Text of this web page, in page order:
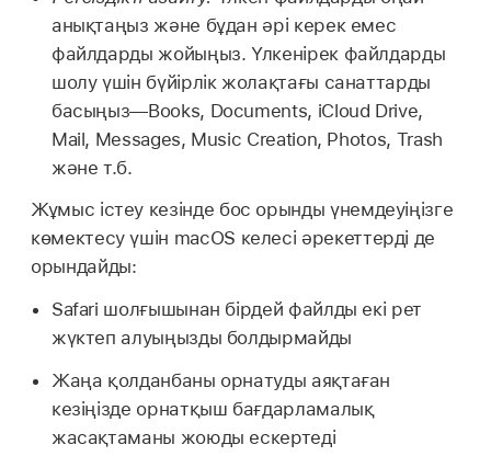
анықтаңыз және бұдан әрі керек емес
файлдарды жойыңыз. Үлкенірек файлдарды
шолу үшін бүйірлік жолақтағы санаттарды
басыңыз—Books, Documents, iCloud Drive,
Mail, Messages, Music Creation, Photos, Trash
және т.б.
Жұмыс істеу кезінде бос орынды үнемдеуіңізге
көмектесу үшін macOS келесі әрекеттерді де
орындайды:
Safari шолғышынан бірдей файлды екі рет
жүктеп алуыңызды болдырмайды
Жаңа қолданбаны орнатуды аяқтаған
кезіңізде орнатқыш бағдарламалық
жасақтаманы жоюды ескертеді